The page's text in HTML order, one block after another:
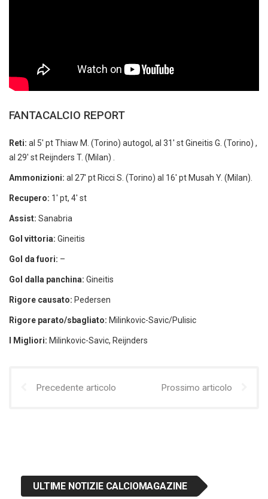
FANTACALCIO REPORT
Reti: al 5′ pt Thiaw M. (Torino) autogol, al 31′ st Gineitis G. (Torino) ,
al 29′ st Reijnders T. (Milan) .
Ammonizioni: al 27′ pt Ricci S. (Torino) al 16′ pt Musah Y. (Milan).
Recupero: 1′ pt, 4′ st
Assist: Sanabria
Gol vittoria: Gineitis
Gol da fuori: –
Gol dalla panchina: Gineitis
Rigore causato: Pedersen
Rigore parato/sbagliato: Milinkovic-Savic/Pulisic
I Migliori: Milinkovic-Savic, Reijnders
Precedente articolo Prossimo articolo
ULTIME NOTIZIE CALCIOMAGAZINE